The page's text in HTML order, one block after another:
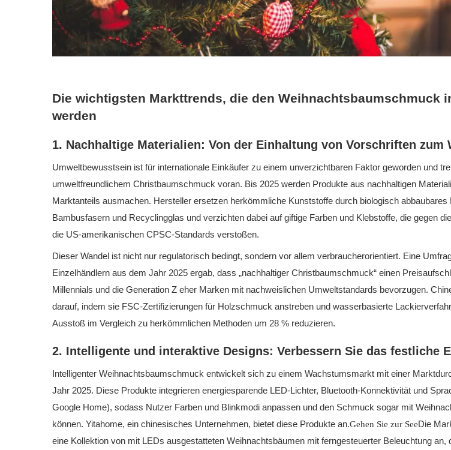
Die wichtigsten Markttrends, die den Weihnachtsbaumschmuck
werden
1. Nachhaltige Materialien: Von der Einhaltung von Vorschriften zum
Umweltbewusstsein ist für internationale Einkäufer zu einem unverzichtbaren Faktor geworden und
umweltfreundlichem Christbaumschmuck voran. Bis 2025 werden Produkte aus nachhaltigen
Marktanteils ausmachen. Hersteller ersetzen herkömmliche Kunststoffe durch biologisch abbaubares
Bambusfasern und Recyclingglas und verzichten dabei auf giftige Farben und Klebstoffe, die gegen
die US-amerikanischen CPSC-Standards verstoßen.
Dieser Wandel ist nicht nur regulatorisch bedingt, sondern vor allem verbraucherorientiert. Eine
Einzelhändlern aus dem Jahr 2025 ergab, dass „nachhaltiger Christbaumschmuck“ einen
Millennials und die Generation Z eher Marken mit nachweislichen Umweltstandards bevorzugen.
darauf, indem sie FSC-Zertifizierungen für Holzschmuck anstreben und wasserbasierte
Ausstoß im Vergleich zu herkömmlichen Methoden um 28 % reduzieren.
2. Intelligente und interaktive Designs: Verbessern Sie das festliche
Intelligenter Weihnachtsbaumschmuck entwickelt sich zu einem Wachstumsmarkt mit einer
Jahr 2025. Diese Produkte integrieren energiesparende LED-Lichter, Bluetooth-Konnektivität und
Google Home), sodass Nutzer Farben und Blinkmodi anpassen und den Schmuck sogar mit
können. Yitahome, ein chinesisches Unternehmen, bietet diese Produkte an.Gehen Sie zur SeeDie
eine Kollektion von mit LEDs ausgestatteten Weihnachtsbäumen mit ferngesteuerter Beleuchtung an,